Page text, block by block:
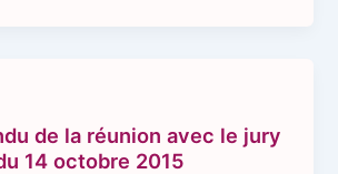
de la réunion avec le jury
14 octobre 2015